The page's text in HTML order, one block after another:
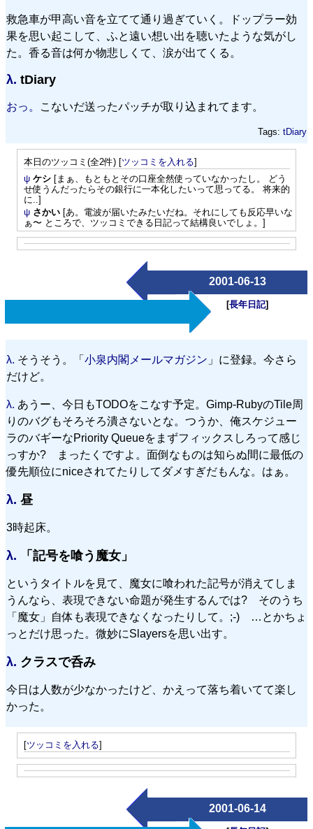
救急車が甲高い音を立てて通り過ぎていく。ドップラー効
果を思い起こして、ふと遠い想い出を聴いたような気がし
た。香る音は何か物悲しくて、涙が出てくる。
λ. tDiary
おっ。 こないだ送ったパッチが取り込まれてます。
Tags: tDiary
本日のツッコミ(全2件) [ツッコミを入れる]
ψ ケシ[まぁ、もともとその口座全然使っていなかったし。 どう
せ使うんだったらその銀行に一本化したいって思ってる。 将来的
に..]
ψ さかい[あ。電波が届いたみたいだね。それにしても反応早いな
ぁ〜 ところで、ツッコミできる日記って結構良いでしょ。]
2001-06-13
[長年日記]
λ. そうそう。「 小泉内閣メールマガジン 」に登録。今さら
だけど。
λ. あうー、今日もTODOをこなす予定。Gimp-RubyのTile周
りのバグもそろそろ潰さないとな。つうか、俺スケジュー
ラのバギーなPriority Queueをまずフィックスしろって感じ
っすか? まったくですよ。面倒なものは知らぬ間に最低の
優先順位にniceされてたりしてダメすぎだもんな。はぁ。
λ. 昼
3時起床。
λ. 「記号を喰う魔女」
というタイトルを見て、魔女に喰われた記号が消えてしま
うんなら、表現できない命題が発生するんでは? そのうち
「魔女」自体も表現できなくなったりして。;-) …とかちょ
っとだけ思った。微妙にSlayersを思い出す。
λ. クラスで呑み
今日は人数が少なかったけど、かえって落ち着いてて楽し
かった。
[ツッコミを入れる]
2001-06-14